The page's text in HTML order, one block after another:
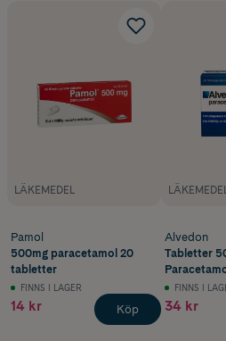
LÄKEMEDEL
Pamol
500mg paracetamol 20
tabletter
FINNS I LAGER
14 kr Köp
Alvedon
Tabletter
FINNS I
34 kr